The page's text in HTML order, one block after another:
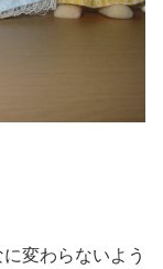
変わらないよう